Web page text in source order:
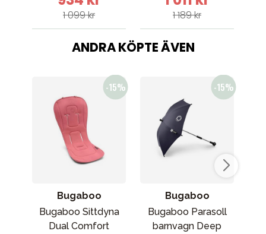
1 099 kr 1 189 kr
ANDRA KÖPTE ÄVEN
Bugaboo
Bugaboo Sittdyna
Dual Comfort
Bugaboo
Bugaboo Parasoll
barnvagn Deep